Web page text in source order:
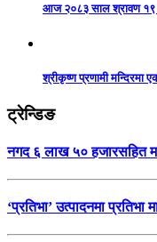
आज २०८३ साल श्रावण १९
श्रीकृष्ण प्रणामी मन्दिरमा
ट्रेन्डिङ
नगद ६ लाख ५० हजारसहित
‘प्रतिभा’ उत्पादनमा प्रतिभा